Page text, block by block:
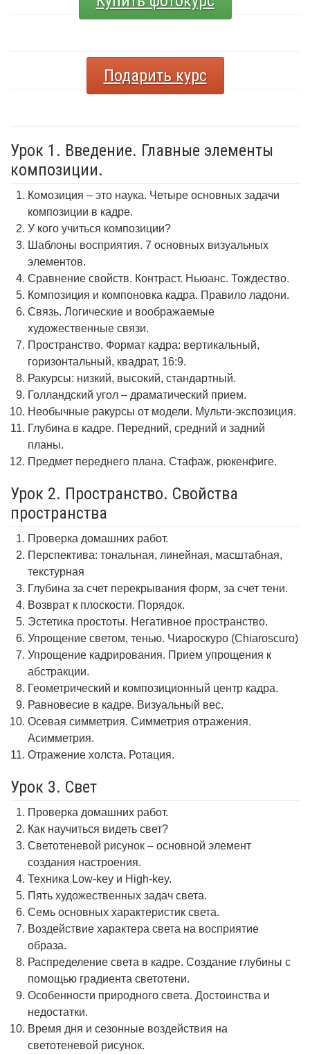
Подарить курс
Урок 1. Введение. Главные элементы
композиции.
Комозиция – это наука. Четыре основных задачи
композиции в кадре.
У кого учиться композиции?
Шаблоны восприятия. 7 основных визуальных
элементов.
Сравнение свойств. Контраст. Ньюанс. Тождество.
Композиция и компоновка кадра. Правило ладони.
Связь. Логические и воображаемые
художественные связи.
Пространство. Формат кадра: вертикальный,
горизонтальный, квадрат, 16:9.
Ракурсы: низкий, высокий, стандартный.
Голландский угол – драматический прием.
Необычные ракурсы от модели. Мульти-экспозиция.
Глубина в кадре. Передний, средний и задний
планы.
Предмет переднего плана. Стафаж, рюкенфиге.
Урок 2. Пространство. Свойства
пространства
Проверка домашних работ.
Перспектива: тональная, линейная, масштабная,
текстурная
Глубина за счет перекрывания форм, за счет тени.
Возврат к плоскости. Порядок.
Эстетика простоты. Негативное пространство.
Упрощение светом, тенью. Чиароскуро (Chiaroscuro)
Упрощение кадрирования. Прием упрощения к
абстракции.
Геометрический и композиционный центр кадра.
Равновесие в кадре. Визуальный вес.
Осевая симметрия. Симметрия отражения.
Асимметрия.
Отражение холста. Ротация.
Урок 3. Свет
Проверка домашних работ.
Как научиться видеть свет?
Светотеневой рисунок – основной элемент
создания настроения.
Техника Low-key и High-key.
Пять художественных задач света.
Семь основных характеристик света.
Воздействие характера света на восприятие
образа.
Распределение света в кадре. Создание глубины с
помощью градиента светотени.
Особенности природного света. Достоинства и
недостатки.
Время дня и сезонные воздействия на
светотеневой рисунок.